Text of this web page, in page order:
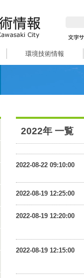
環境技術情報
2022年 一覧
2022-08-22 09:10:00
2022-08-19 12:25:00
2022-08-19 12:20:00
2022-08-19 12:15:00